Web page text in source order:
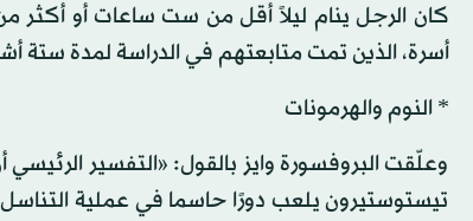
أسرة، الذين تمت متابعتهم في الدراسة لمدة
* النوم والهرمونات
وعلّقت البروفسورة وايز بالقول: «التفسير
تيستوستيرون يلعب دورًا حاسما في عملية